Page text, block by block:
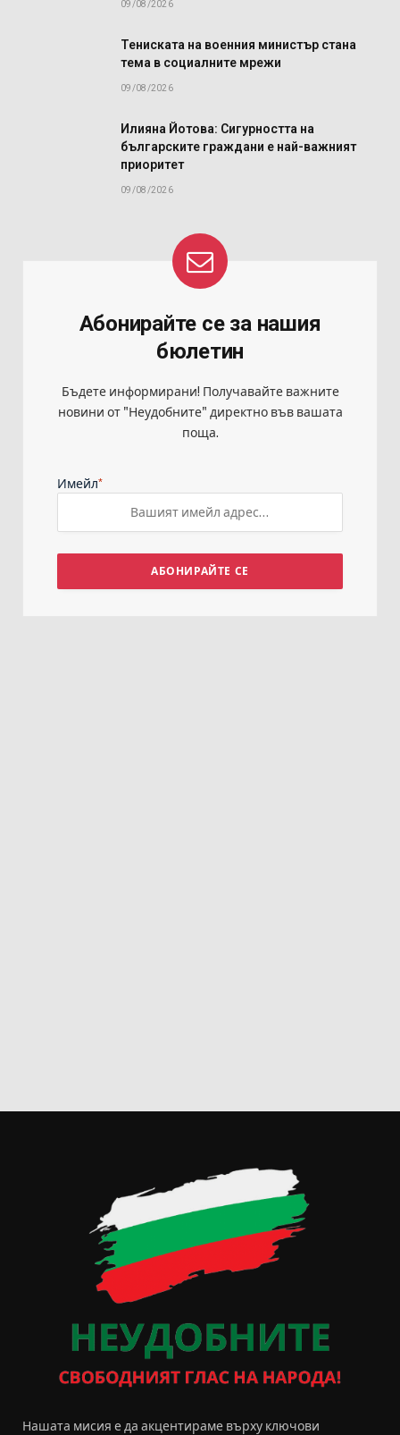
09/08/2026
Тениската на военния министър стана
тема в социалните мрежи
09/08/2026
Илияна Йотова: Сигурността на
българските граждани е най-важният
приоритет
09/08/2026
Абонирайте се за нашия
бюлетин
Бъдете информирани! Получавайте важните
новини от "Неудобните" директно във вашата
поща.
Имейл*
Нашата мисия е да акцентираме върху ключови